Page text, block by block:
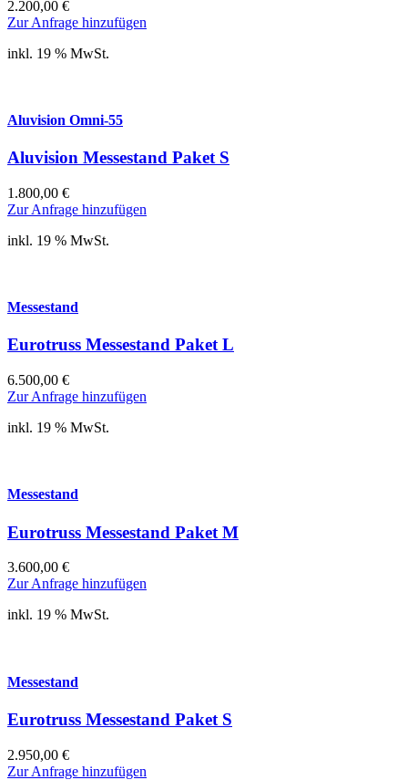
2.200,00 €
Zur Anfrage hinzufügen
inkl. 19 % MwSt.
Aluvision Omni-55
Aluvision Messestand Paket S
1.800,00 €
Zur Anfrage hinzufügen
inkl. 19 % MwSt.
Messestand
Eurotruss Messestand Paket L
6.500,00 €
Zur Anfrage hinzufügen
inkl. 19 % MwSt.
Messestand
Eurotruss Messestand Paket M
3.600,00 €
Zur Anfrage hinzufügen
inkl. 19 % MwSt.
Messestand
Eurotruss Messestand Paket S
2.950,00 €
Zur Anfrage hinzufügen